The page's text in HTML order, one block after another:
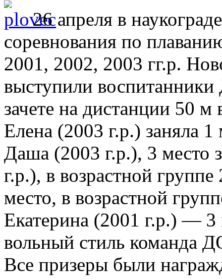
26 апреля в
соревнования по
2001, 2002, 2003 гг.р.
выступили
зачете на дистанции 50
Елена (2003 г.р.) заняла 1
Даша (2003 г.р.), 3 место
г.р.), в возрастной
место, в возрастной
Екатерина (2001 г.р.) —
вольный стиль команда
Все призеры были